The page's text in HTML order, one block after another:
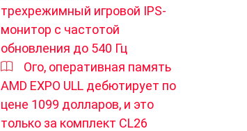
трехрежимный игровой IPS-
монитор с частотой
обновления до 540 Гц
Ого, оперативная память
AMD EXPO ULL дебютирует по
цене 1099 долларов, и это
только за комплект CL26